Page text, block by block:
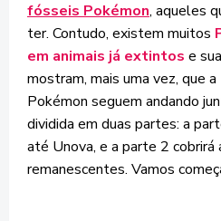
fósseis Pokémon, aqueles
ter. Contudo, existem muitos
em animais já extintos e
mostram, mais uma vez, que
Pokémon seguem andando
dividida em duas partes: a
até Unova, e a parte 2 cobrirá
remanescentes. Vamos